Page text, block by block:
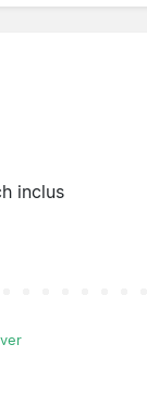
inclus